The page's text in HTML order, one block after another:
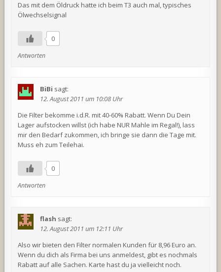
Das mit dem Öldruck hatte ich beim T3 auch mal, typisches
Ölwechselsignal
0
Antworten
BiBi sagt:
12. August 2011 um 10:08 Uhr
Die Filter bekomme i.d.R. mit 40-60% Rabatt. Wenn Du Dein
Lager aufstocken willst (ich habe NUR Mahle im Regal!), lass
mir den Bedarf zukommen, ich bringe sie dann die Tage mit.
Muss eh zum Teilehai.
0
Antworten
flash sagt:
12. August 2011 um 12:11 Uhr
Also wir bieten den Filter normalen Kunden für 8,96 Euro an.
Wenn du dich als Firma bei uns anmeldest, gibt es nochmals
Rabatt auf alle Sachen. Karte hast du ja vielleicht noch.